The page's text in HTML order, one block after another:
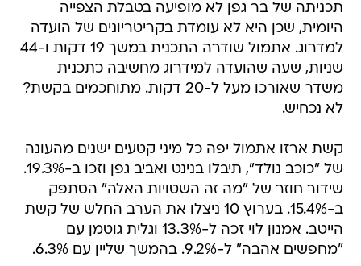
תכניתה של בר גפן לא מופיעה בטבלת הצפייה
היומית, שכן היא לא עומדת בקריטריונים של הועדה
למדרוג. אתמול שודרה התכנית במשך 19 דקות ו-44
שניות, שעה שהועדה למידרוג מחשיבה כתכנית
משדר שאורכו מעל ל-20 דקות. מתוחכמים בקשת?
לא נכחיש.
קשת ארזו אתמול יפה כל מיני קטעים ישנים מהעונה
של "כוכב נולד", תיבלו בנינט ואביב גפן וזכו ב-19.3%.
שידור חוזר של "מה זה השטויות האלה" הסתפק
ב-15.4%. בערוץ 10 ניצלו את הערב החלש של קשת
הייטב. אמנון לוי זכה ל-13.3% וגלית גוטמן עם
"מחפשים אהבה" ל-9.2%. בהמשך שליין עם 6.3%.